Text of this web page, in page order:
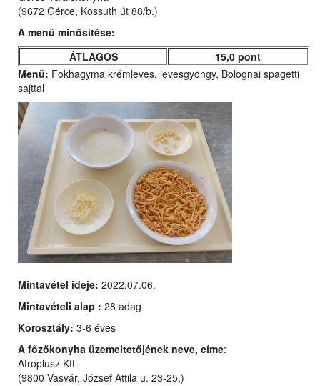
(9672 Gérce, Kossuth út 88/b.)
A menü minősítése:
ÁTLAGOS
15,0 pont
Menü: Fokhagyma krémleves, levesgyöngy, Bolognai spagetti
sajttal
Mintavétel ideje: 2022.07.06.
Mintavételi alap : 28 adag
Korosztály: 3-6 éves
A főzőkonyha üzemeltetőjének neve, címe:
Atroplusz Kft.
(9800 Vasvár, József Attila u. 23-25.)